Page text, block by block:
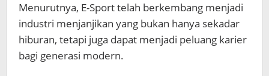
Menurutnya, E-Sport telah berkembang menjadi
industri menjanjikan yang bukan hanya sekadar
hiburan, tetapi juga dapat menjadi peluang karier
bagi generasi modern.